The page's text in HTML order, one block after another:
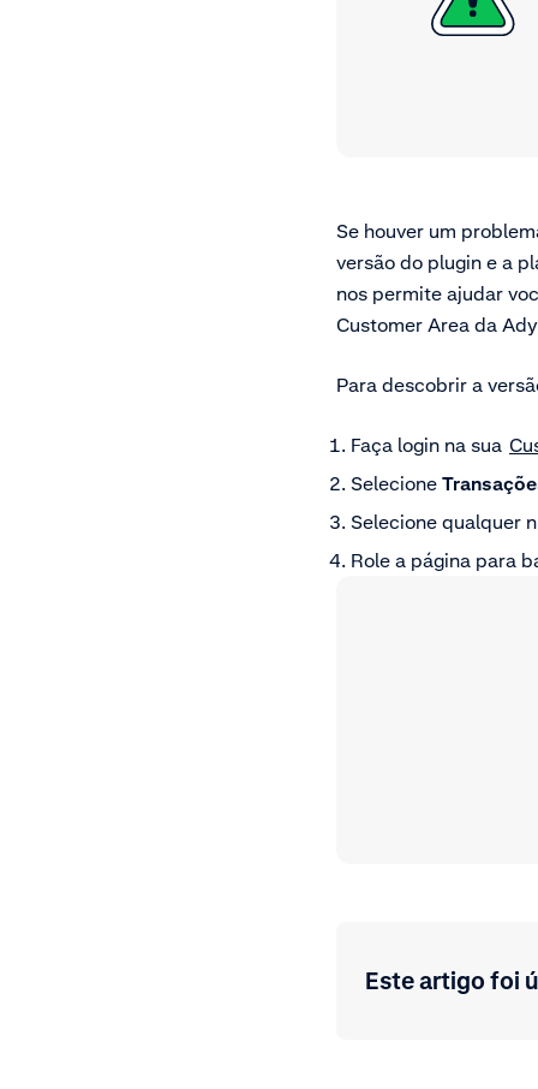
Se houver um
versão do plugin e a
nos permite ajudar
Customer Area da
Para descobrir a
Faça login na sua
Selecione
Selecione qualquer
Role a página para
Este artigo foi